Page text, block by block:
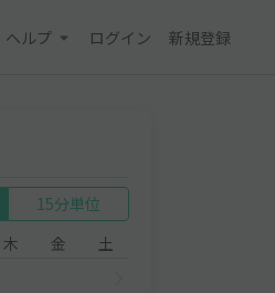
ヘルプ ログイン 新規登録
15分単位
木 金
土